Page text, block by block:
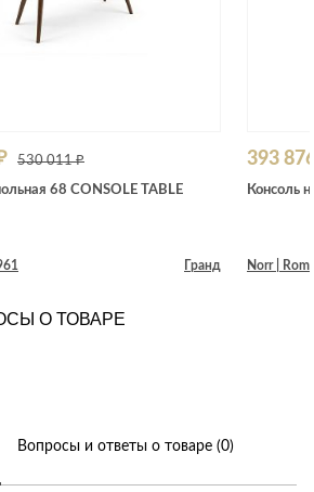
530 011 ₽
68 CONSOLE TABLE
Гранд
393
Консоль
Norr | Rom
О ТОВАРЕ
Вопросы и ответы о товаре (0)